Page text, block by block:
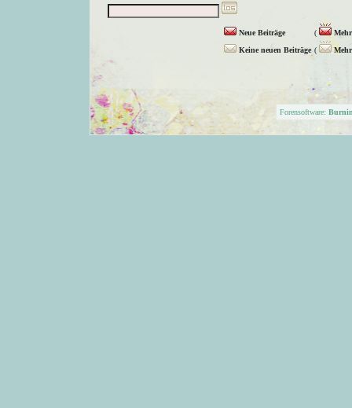
Neue Beiträge (
Keine neuen Beiträge (
Forensoftware: